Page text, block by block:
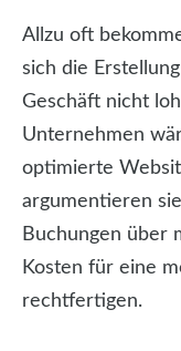
Allzu oft
sich die
Geschäft nicht
Unternehmen
optimierte
argumentieren
Buchungen über
Kosten für eine
rechtfertigen.